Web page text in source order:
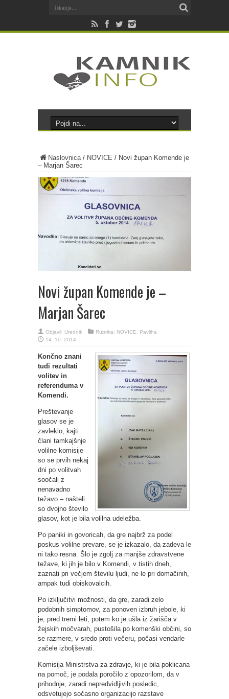
Naslovnica/ NOVICE / Novi župan Komende je
– Marjan Šarec
Novi župan Komende je –
Marjan Šarec
Objavil: Urednik Rubrika: NOVICE, Pavliha
14. 10. 2014
Končno znani
tudi rezultati
volitev in
referenduma v
Komendi.
Preštevanje
glasov se je
zavleklo, kajti
člani tamkajšnje
volilne komisije
so se prvih nekaj
dni po volitvah
soočali z
nenavadno
težavo – našteli
so dvojno število
glasov, kot je bila volilna udeležba.
Po paniki in govoricah, da gre najbrž za podel
poskus volilne prevare, se je izkazalo, da zadeva le
ni tako resna. Šlo je zgolj za manjše zdravstvene
težave, ki jih je bilo v Komendi, v tistih dneh,
zaznati pri večjem številu ljudi, ne le pri domačinih,
ampak tudi obiskovalcih.
Po izključitvi možnosti, da gre, zaradi zelo
podobnih simptomov, za ponoven izbruh jebole, ki
je, pred tremi leti, potem ko je ušla iz žarišča v
žejskih močvarah, pustošila po komenški občini, so
se razmere, v sredo proti večeru, počasi vendarle
začele izboljševati.
Komisija Ministrstva za zdravje, ki je bila poklicana
na pomoč, je podala poročilo z opozorilom, da v
prihodnje, zaradi nepredvidljivih posledic,
odsvetujejo sočasno organizacijo razstave